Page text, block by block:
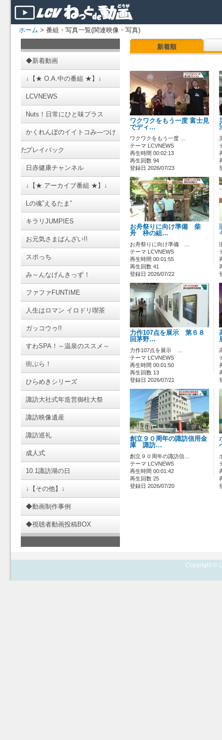
ホーム > 番組・写真一覧(関連映像・写真)
◆新着動画
↓【★ O.A.中の番組 ★】↓
LCVNEWS
Nuts！日常にひと味プラス
かくれんぼのイイトコみ―つけ
たプレイバック
日赤健康チャンネル
↓【★ アーカイブ番組 ★】↓
Lの魂”えるたま”
キラリJUMPIES
お元気さまばんざい!!
スポっち
み～んなげんきっず！
ファファFUNTIME
人生はロマン イロドリ喫茶
ガッコウゥ!!
すわSPA！～温泉のススメ～
街ぶら！
ひらめきシリーズ
諏訪大社式年造営御柱大祭
諏訪映像遺産
諏訪巡礼
成人式
10.1諏訪湖の日
↓【その他】↓
◆動画制作事例
◆視聴者動画投稿BOX
新着順
ワクワクをもう一度 富士見
でディ…
ワクワクをもう一度 …
テーマ LCVNEWS
再生時間 00:02:13
再生回数 94
登録日 2026/07/23
お舟祭りに向け準備 柴
舟 枠の組…
お舟祭りに向け準備 …
テーマ LCVNEWS
再生時間 00:01:55
再生回数 41
登録日 2026/07/22
力作107点を展示 第６８
回茅野…
力作107点を展示 …
テーマ LCVNEWS
再生時間 00:01:50
再生回数 13
登録日 2026/07/21
創立９０周年の諏訪信用金
庫 諏訪…
創立９０周年の諏訪信…
テーマ LCVNEWS
再生時間 00:01:42
再生回数 25
登録日 2026/07/20
Copyright ©